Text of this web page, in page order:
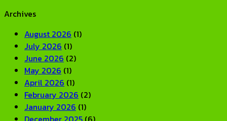
Archives
August 2026 (1)
July 2026 (1)
June 2026 (2)
May 2026 (1)
April 2026 (1)
February 2026 (2)
January 2026 (1)